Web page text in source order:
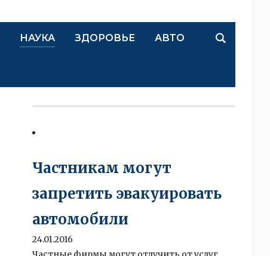
НАУКА ЗДОРОВЬЕ АВТО
Частникам могут
запретить эвакуировать
автомобили
24.01.2016